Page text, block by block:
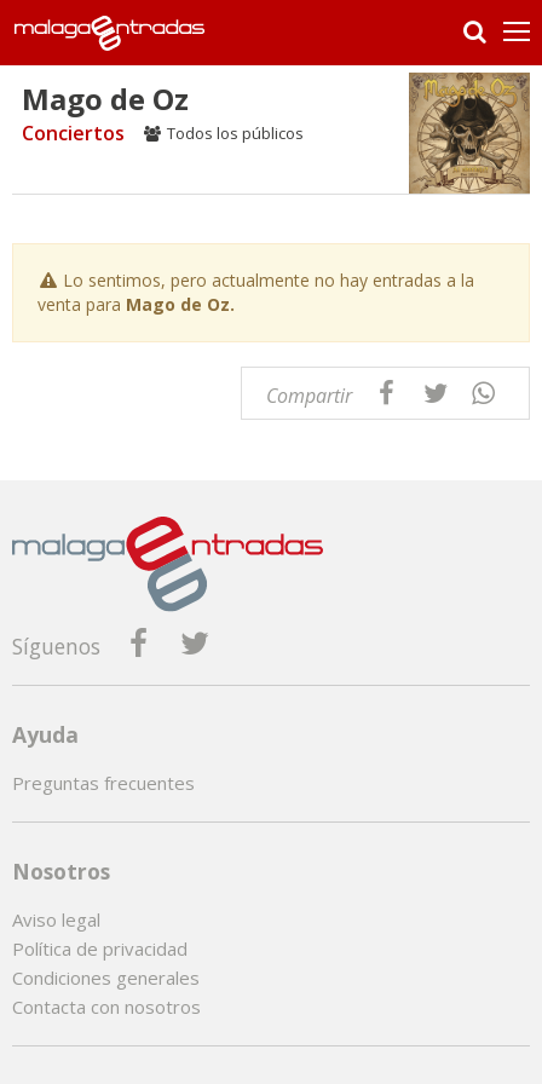
Mago de Oz
Conciertos Todos los públicos
Lo sentimos, pero actualmente no hay entradas a la
venta para Mago de Oz.
Compartir
Síguenos
Ayuda
Preguntas frecuentes
Nosotros
Aviso legal
Política de privacidad
Condiciones generales
Contacta con nosotros